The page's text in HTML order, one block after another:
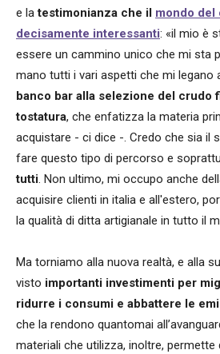
e latestimonianza che il mondo
decisamente interessanti: «il mio è
essere un cammino unico che mi sta
mano tutti i vari aspetti che mi legano
banco bar alla selezione del crudo
tostatura, che enfatizza la materia
acquistare - ci dice -. Credo che sia il
fare questo tipo di percorso e
tutti . Non ultimo, mi occupo anche
acquisire clienti in italia e all'estero,
la qualità di ditta artigianale in tutto il
Ma torniamo alla nuova realtà, e alla
visto importanti investimenti per
ridurre i consumi e abbattere le
che la rendono quantomai
materiali che utilizza, inoltre, permette